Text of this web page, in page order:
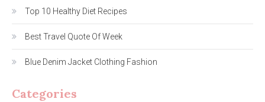
Top 10 Healthy Diet Recipes
Best Travel Quote Of Week
Blue Denim Jacket Clothing Fashion
Categories